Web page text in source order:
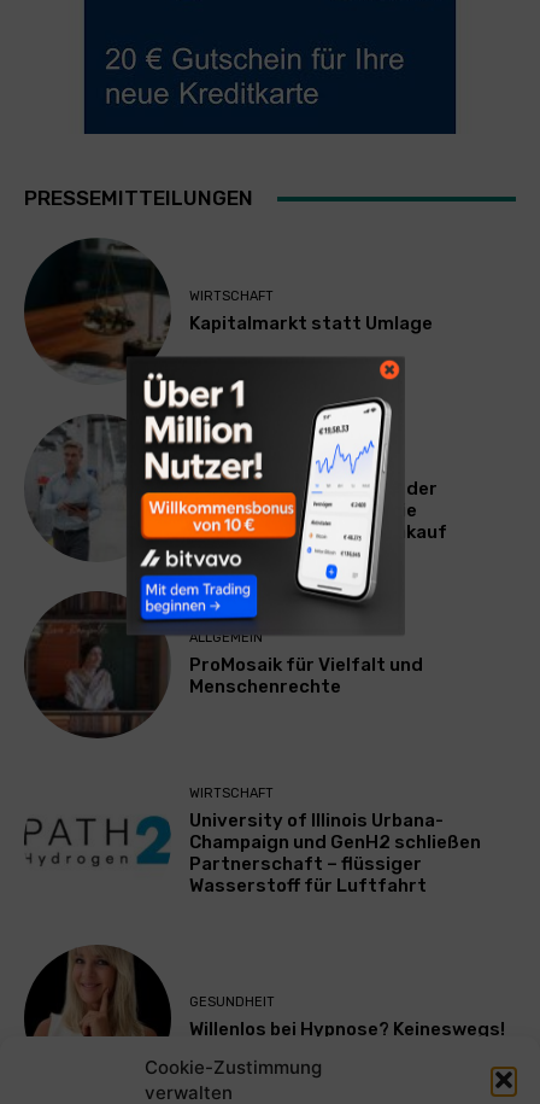
Cookie-Zustimmung
verwalten
PRESSEMITTEILUNGEN
WIRTSCHAFT
Kapitalmarkt statt Umlage
TECHNIK
Maschinenbau sucht
Einkaufsexperten: Nach der
Bodenbildung beginnt die
eigentliche Arbeit im Einkauf
ALLGEMEIN
ProMosaik für Vielfalt und
Menschenrechte
WIRTSCHAFT
University of Illinois Urbana-
Champaign und GenH2 schließen
Partnerschaft – flüssiger
Wasserstoff für Luftfahrt
GESUNDHEIT
Willenlos bei Hypnose? Keineswegs!